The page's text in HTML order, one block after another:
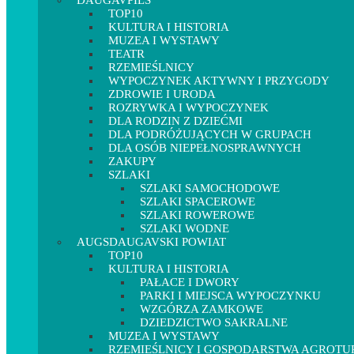
TOP10
KULTURA I HISTORIA
MUZEA I WYSTAWY
TEATR
RZEMIEŚLNICY
WYPOCZYNEK AKTYWNY I PRZYGODY
ZDROWIE I URODA
ROZRYWKA I WYPOCZYNEK
DLA RODZIN Z DZIEĆMI
DLA PODRÓŻUJĄCYCH W GRUPACH
DLA OSÓB NIEPEŁNOSPRAWNYCH
ZAKUPY
SZLAKI
SZLAKI SAMOCHODOWE
SZLAKI SPACEROWE
SZLAKI ROWEROWE
SZLAKI WODNE
AUGSDAUGAVSKI POWIAT
TOP10
KULTURA I HISTORIA
PAŁACE I DWORY
PARKI I MIEJSCA WYPOCZYNKU
WZGÓRZA ZAMKOWE
DZIEDZICTWO SAKRALNE
MUZEA I WYSTAWY
RZEMIEŚLNICY I GOSPODARSTWA